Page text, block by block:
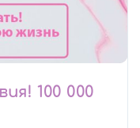
100 000